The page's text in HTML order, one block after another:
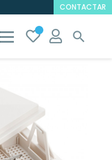
CONTACTAR
